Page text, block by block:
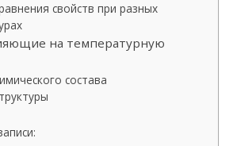
свойств при разных
на температурную
состава